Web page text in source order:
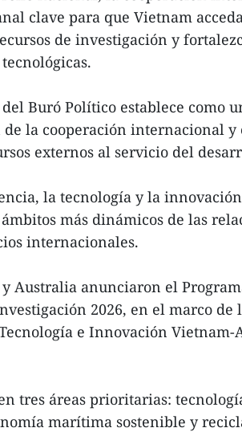
clave para que Vietnam
de investigación y
Buró Político establece como
la cooperación internacional y
externos al servicio del
la tecnología y la
más dinámicos de las
internacionales.
Australia anunciaron el
2026, en el marco de
e Innovación Vietnam-
tres áreas prioritarias:
marítima sostenible y